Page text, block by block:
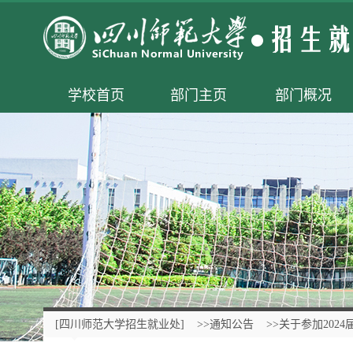
学校首页 部门主页 部门概况
[四川师范大学招生就业处] >>通知公告 >>关于参加2024